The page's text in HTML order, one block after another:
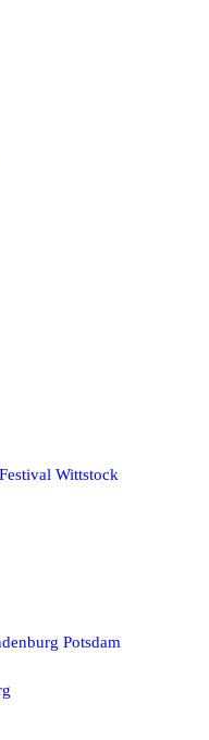
Wittstock
Potsdam